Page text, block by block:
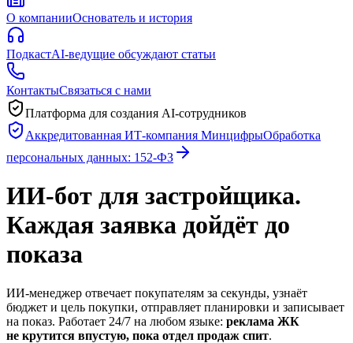
О компанииОснователь и история
ПодкастAI-ведущие обсуждают статьи
КонтактыСвязаться с нами
Платформа для создания AI-сотрудников
Аккредитованная ИТ-компания МинцифрыОбработка
персональных данных: 152-ФЗ
ИИ-бот для застройщика.
Каждая заявка дойдёт до
показа
ИИ-менеджер отвечает покупателям за секунды, узнаёт
бюджет и цель покупки, отправляет планировки и записывает
на показ. Работает 24/7 на любом языке: реклама ЖК
не крутится впустую, пока отдел продаж спит.